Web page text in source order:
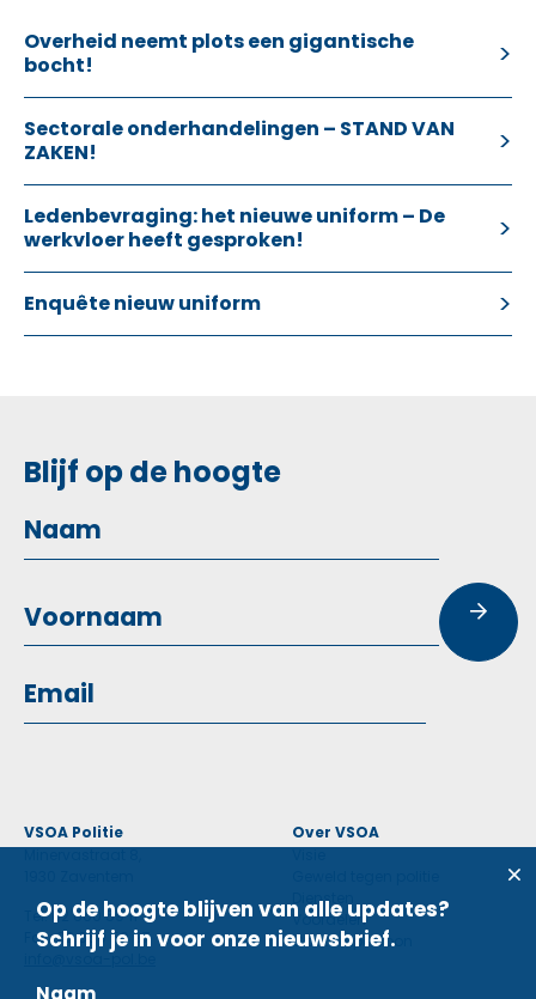
Overheid neemt plots een gigantische
bocht!
Sectorale onderhandelingen – STAND VAN
ZAKEN!
Ledenbevraging: het nieuwe uniform – De
werkvloer heeft gesproken!
Enquête nieuw uniform
Blijf op de hoogte
VSOA Politie
Tel: 02 660 59 11
Fax: 02 660 50 97
info@vsoa-pol.be
Over VSOA
Diensten
Voordelen
Contactpersoon
Op de hoogte blijven van alle updates?
Schrijf je in voor onze nieuwsbrief.